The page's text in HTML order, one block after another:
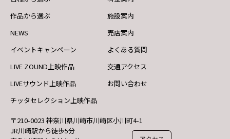
〒210-0023 神奈川県川崎市川崎区小川町4-1
JR川崎駅から徒歩5分
作品から選ぶ
NEWS
イベントキャンペーン
LIVE ZOUND上映作品
LIVEサウンド上映作品
チッタセレクション上映作品
施設案内
売店案内
よくある質問
交通アクセス
お問い合わせ